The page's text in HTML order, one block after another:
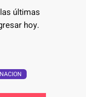
últimas
hoy.